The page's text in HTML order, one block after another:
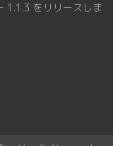
1.1.3 をリリースしま